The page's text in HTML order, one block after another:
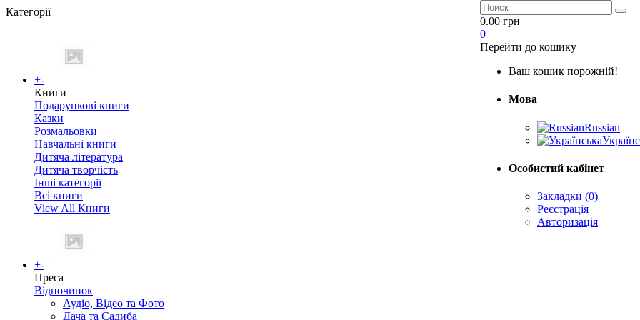
Категорії
+-
Книги
Подарункові книги
Казки
Розмальовки
Навчальні книги
Дитяча література
Дитяча творчість
Інші категорії
Всі книги
View All Книги
+-
Преса
Відпочинок
Аудіо, Відео та Фото
Дача та Садиба
0.00 грн
0
Перейти до кошику
Ваш кошик порожній!
Мова
Russian
Особистий кабінет
Закладки (0)
Реєстрація
Авторизація